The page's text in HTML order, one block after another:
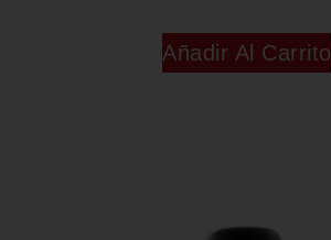
Añadir Al Carrito